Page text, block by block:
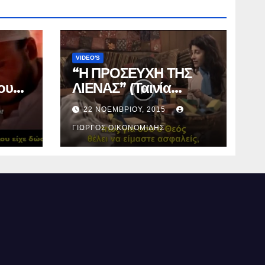
VIDEO'S
“Η ΠΡΟΣΕΥΧΗ ΤΗΣ
ΛΙΕΝΑΣ” (Ταινία
μικρού μήκους).
22 ΝΟΕΜΒΡΊΟΥ, 2015
ΓΙΏΡΓΟΣ ΟΙΚΟΝΟΜΊΔΗΣ